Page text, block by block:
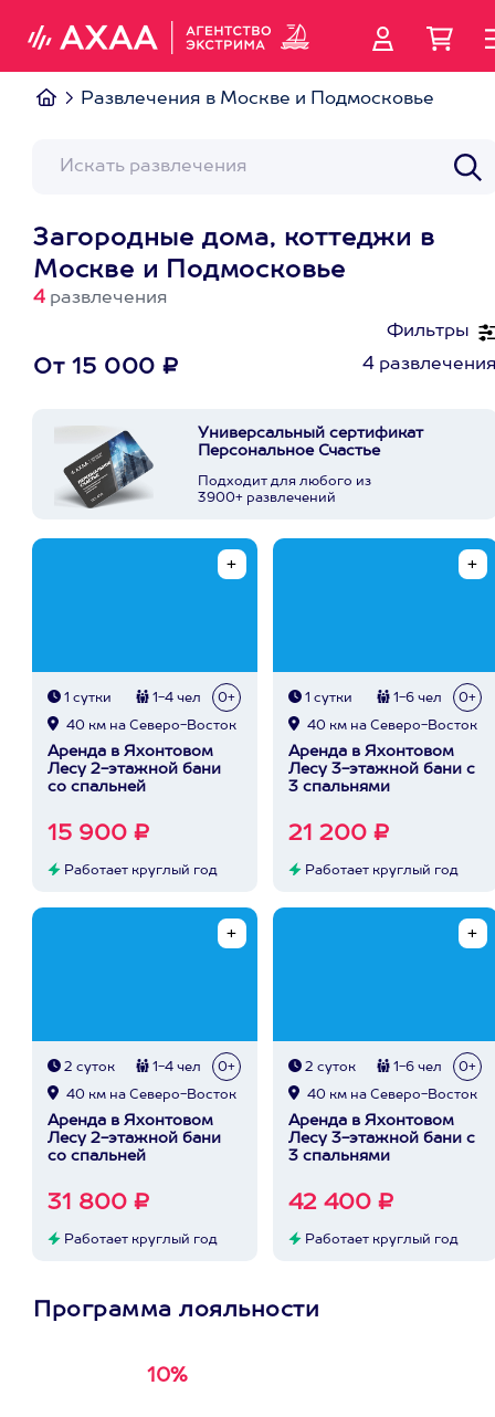
Развлечения в Москве и Подмосковье
Загородные дома, коттеджи в
Москве и Подмосковье
4 развлечения
Фильтры
От 15 000 ₽ 4
Универсальный сертификат
Персональное Счастье
Подходит для любого из
3900+ развлечений
1 сутки 1-4 чел 0+
40 км на Северо-Восток
Аренда в Яхонтовом
Лесу 2-этажной бани
со спальней
15 900 ₽
Работает круглый год
1 сутки 1-6 чел 0+
40 км на Северо-Восток
Аренда в Яхонтовом
Лесу 3-этажной бани с
3 спальнями
21 200 ₽
Работает круглый год
2 суток 1-4 чел 0+
40 км на Северо-Восток
Аренда в Яхонтовом
Лесу 2-этажной бани
со спальней
31 800 ₽
Работает круглый год
2 суток 1-6 чел 0+
40 км на Северо-Восток
Аренда в Яхонтовом
Лесу 3-этажной бани с
3 спальнями
42 400 ₽
Работает круглый год
Программа лояльности
10%